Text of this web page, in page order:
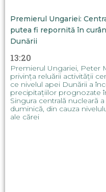
Premierul Ungariei:
putea fi repornită în
Dunării
13:20
Premierul Ungariei, Peter
privința reluării activității
ce nivelul apei Dunării a
precipitațiilor prognozate
Singura centrală nucleară
duminică, din cauza
ale cărei